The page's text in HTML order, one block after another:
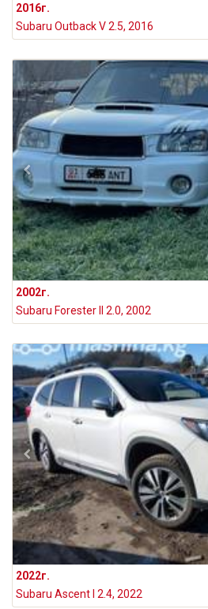
2016г.
Subaru Outback V 2.5, 2016
2002г.
Subaru Forester II 2.0, 2002
2022г.
Subaru Ascent I 2.4, 2022